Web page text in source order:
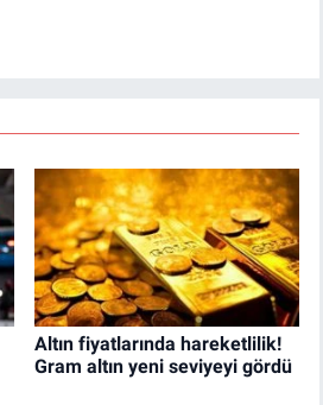
Altın fiyatlarında hareketlilik!
Gram altın yeni seviyeyi gördü